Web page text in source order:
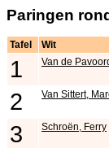
Paringen
Tafel Wit
1 Van de
2 Van Sittert,
3 Schroën, Ferry